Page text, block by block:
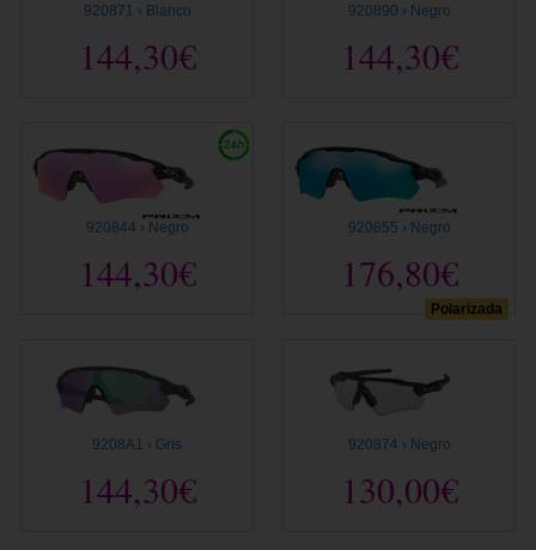
920871 › Blanco
144,30€
920890 › Negro
144,30€
920844 › Negro
144,30€
Polarizada
920855 › Negro
176,80€
9208A1 › Gris
144,30€
920874 › Negro
130,00€